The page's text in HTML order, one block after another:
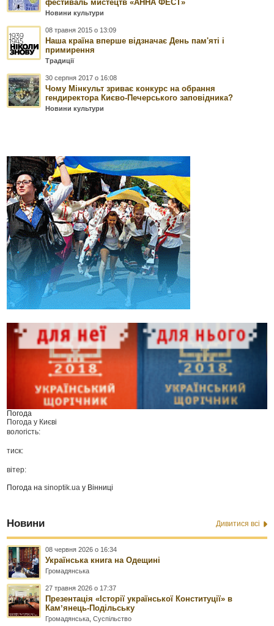
фестиваль мистецтв «АННА ФЕСТ»
Новини культури
08 травня 2015 о 13:09
Наша країна вперше відзначає День пам'яті і
примирення
Традиції
30 серпня 2017 о 16:08
Чому Мінкульт зриває конкурс на обрання
гендиректора Києво-Печерського заповідника?
Новини культури
Погода
Погода у Києві
вологість:
тиск:
вітер:
Погода наsinoptik.ua у Вінниці
Новини Дивитися всі
08 червня 2026 о 16:34
Українська книга на Одещині
Громадянська
27 травня 2026 о 17:37
Презентація «Історії української Конституції» в
Камʼянець-Подільську
Громадянська,Суспільство